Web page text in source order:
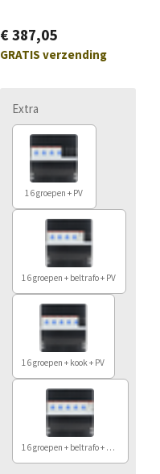
€ 387,05
GRATIS verzending
Extra
16 groepen + PV
16 groepen + beltrafo + PV
16 groepen + kook + PV
16 groepen + beltrafo + kook + PV